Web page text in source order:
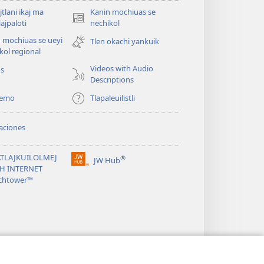
ikaj ma
Kanin mochiuas se
nechikol
(xiktlapo
okse
ventana)
mochiuas se ueyi
regional
Tlen okachi yankuik
Videos with Audio
Descriptions
Tlapaleuilistli
INTERNET
JW Hub®
(xiktlapo